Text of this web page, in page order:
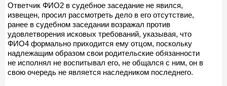
Ответчик ФИО2 в судебное заседание не явился,
извещен, просил рассмотреть дело в его отсутствие,
ранее в судебном заседании возражал против
удовлетворения исковых требований, указывая, что
ФИО4 формально приходится ему отцом, поскольку
надлежащим образом свои родительские обязанности
не исполнял не воспитывал его, не общался с ним, он в
свою очередь не является наследником последнего.